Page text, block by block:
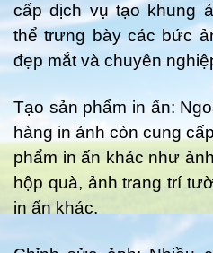
cấp dịch vụ tạo khung
thể trưng bày các bức
đẹp mắt và chuyên
Tạo sản phẩm in ấn:
hàng in ảnh còn cung
phẩm in ấn khác như
hộp quà, ảnh trang trí
in ấn khác.